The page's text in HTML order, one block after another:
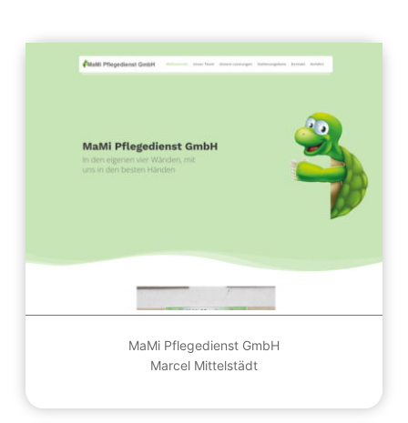
MaMi Pflegedienst GmbH
Marcel Mittelstädt